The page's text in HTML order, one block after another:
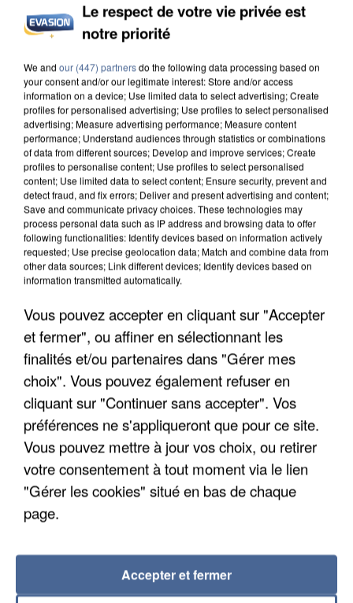
DE FAUNE SAUVAGE SONT...
L’UN DES FONDATEURS SUPPOSÉS DE LA DZ
MAFIA INTERPELLÉ EN ALGÉRIE
Le respect de votre vie privée est
notre priorité
We and our (447) partnersdo the following data processing based on
your consent and/or our legitimate interest: Store and/or access
information on a device; Use limited data to select advertising; Create
profiles for personalised advertising; Use profiles to select personalised
advertising; Measure advertising performance; Measure content
performance; Understand audiences through statistics or combinations
of data from different sources; Develop and improve services; Create
profiles to personalise content; Use profiles to select personalised
content; Use limited data to select content; Ensure security, prevent and
detect fraud, and fix errors; Deliver and present advertising and content;
Save and communicate privacy choices. These technologies may
process personal data such as IP address and browsing data to offer
following functionalities: Identify devices based on information actively
requested; Use precise geolocation data; Match and combine data from
other data sources; Link different devices; Identify devices based on
information transmitted automatically.
Vous pouvez accepter en cliquant sur "Accepter
et fermer", ou affiner en sélectionnant les
finalités et/ou partenaires dans "Gérer mes
choix". Vous pouvez également refuser en
cliquant sur "Continuer sans accepter". Vos
préférences ne s'appliqueront que pour ce site.
Vous pouvez mettre à jour vos choix, ou retirer
votre consentement à tout moment via le lien
"Gérer les cookies" situé en bas de chaque
page.
Accepter et fermer